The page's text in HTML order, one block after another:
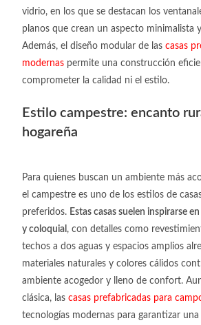
vidrio, en los que se destacan los
planos que crean un aspecto minimalista
Además, el diseño modular de lascasas
modernas permite una construcción
comprometer la calidad ni el estilo.
Estilo campestre: encanto
hogareña
Para quienes buscan un ambiente más
el campestre es uno de losestilos de
preferidos. Estas casas suelen inspirarse
y coloquial , con detalles como
techos a dos aguas y espacios amplios
materiales naturales y colores cálidos
ambiente acogedor y lleno de confort.
clásica, lascasas prefabricadas para
tecnologías modernas para garantizar